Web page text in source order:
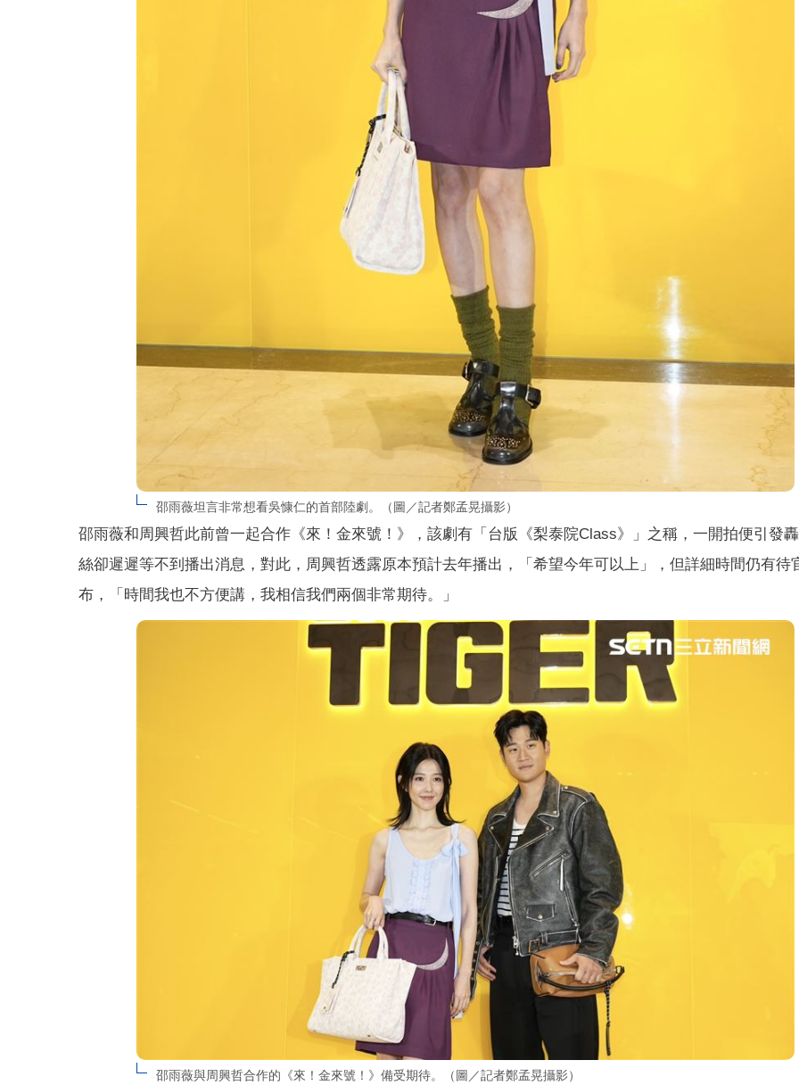
邵雨薇坦言非常想看吳慷仁的首部陸劇。（圖／記者鄭孟晃攝影）
邵雨薇和周興哲此前曾一起合作《來！金來號！》，該劇有「台版《梨泰院Class》」之稱，一開拍便引發
絲卻遲遲等不到播出消息，對此，周興哲透露原本預計去年播出，「希望今年可以上」，但詳細時間仍有待
布，「時間我也不方便講，我相信我們兩個非常期待。」
邵雨薇與周興哲合作的《來！金來號！》備受期待。（圖／記者鄭孟晃攝影）